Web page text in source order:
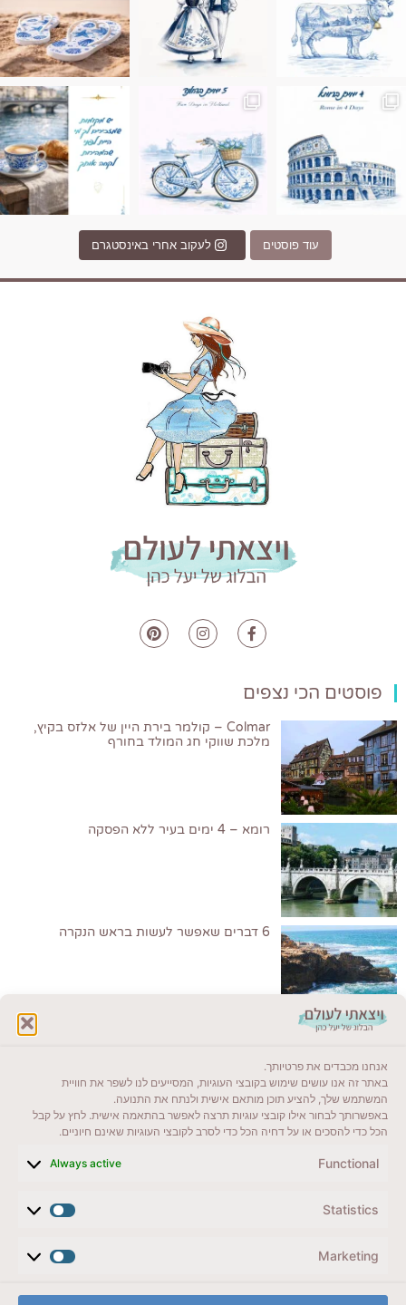
אנחנו מכבדים את פרטיותך.
באתר זה אנו עושים שימוש בקובצי העוגיות, המסייעים לנו לשפר את חוויית
המשתמש שלך, להציע תוכן מותאם אישית ולנתח את התנועה.
באפשרותך לבחור אילו קובצי עוגיות תרצה לאפשר בהתאמה אישית. לחץ על קבל
הכל כדי להסכים או על דחיה הכל כדי לסרב לקובצי העוגיות שאינם חיוניים.
Functional
Always active
Statistics
Marketing
Instagram post
Instagram post 17994326828955248
עוד פוסטים לעקוב אחרי באינסטגרם
פוסטים הכי נצפים
Colmar – קולמר בירת היין של אלזס בקיץ,
מלכת שווקי חג המולד בחורף
רומא – 4 ימים בעיר ללא הפסקה
6 דברים שאפשר לעשות בראש הנקרה
ייעדים מומלצים
מדריכים ועזרים
לשליחת הודעת וואטסאפ
veyatsati.laolam@gmail.com